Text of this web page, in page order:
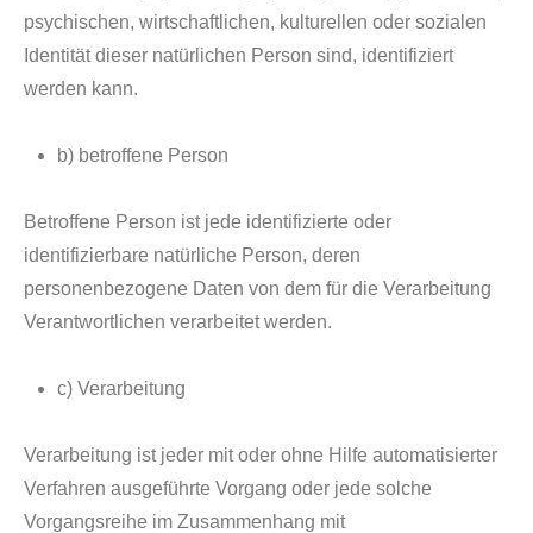
psychischen, wirtschaftlichen, kulturellen oder sozialen
Identität dieser natürlichen Person sind, identifiziert
werden kann.
b) betroffene Person
Betroffene Person ist jede identifizierte oder
identifizierbare natürliche Person, deren
personenbezogene Daten von dem für die Verarbeitung
Verantwortlichen verarbeitet werden.
c) Verarbeitung
Verarbeitung ist jeder mit oder ohne Hilfe automatisierter
Verfahren ausgeführte Vorgang oder jede solche
Vorgangsreihe im Zusammenhang mit